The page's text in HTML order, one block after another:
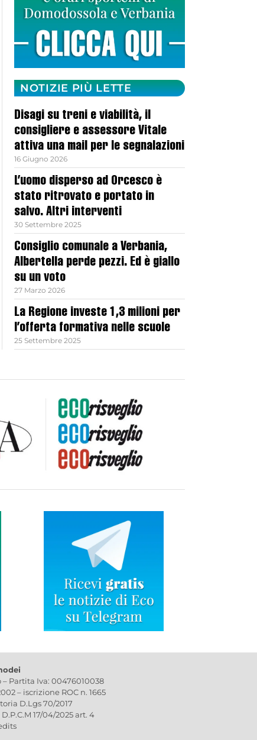
NOTIZIE PIÙ LETTE
Disagi su treni e viabilità, il
consigliere e assessore Vitale
attiva una mail per le segnalazioni
16 Giugno 2026
L’uomo disperso ad Orcesco è
stato ritrovato e portato in
salvo. Altri interventi
30 Settembre 2025
Consiglio comunale a Verbania,
Albertella perde pezzi. Ed è giallo
su un voto
27 Marzo 2026
La Regione investe 1,3 milioni per
l’offerta formativa nelle scuole
25 Settembre 2025
Partita Iva: 00476010038
– iscrizione ROC n. 1665
D.Lgs 70/2017
17/04/2025 art. 4